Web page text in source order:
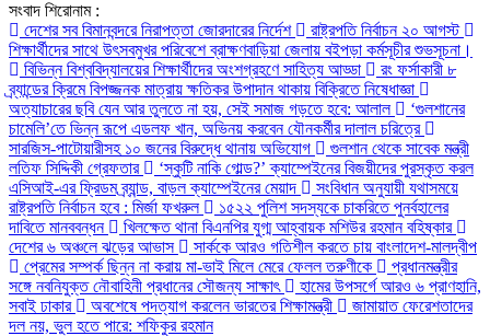
সংবাদ শিরোনাম :
দেশের সব বিমানবন্দরে নিরাপত্তা জোরদারের নির্দেশ
রাষ্ট্রপতি নির্বাচন ২০ আগস্ট
শিক্ষার্থীদের সাথে উৎসবমুখর পরিবেশে ব্রাক্ষণবাড়িয়া জেলায় বইপড়া কর্মসূচীর শুভসূচনা।
বিভিন্ন বিশ্ববিদ্যালয়ের শিক্ষার্থীদের অংশগ্রহণে সাহিত্য আড্ডা
রং ফর্সাকারী ৮
ব্র্যান্ডের ক্রিমে বিপজ্জনক মাত্রায় ক্ষতিকর উপাদান থাকায় বিক্রিতে নিষেধাজ্ঞা
অত্যাচারের ছবি যেন আর তুলতে না হয়, সেই সমাজ গড়তে হবে: আলাল
‘গুলশানের
চামেলি’তে ভিন্ন রূপে এডলফ খান, অভিনয় করবেন যৌনকর্মীর দালাল চরিত্রে
সারজিস-পাটোয়ারীসহ ১০ জনের বিরুদ্ধে থানায় অভিযোগ
গুলশান থেকে সাবেক মন্ত্রী
লতিফ সিদ্দিকী গ্রেফতার
‘স্কুটি নাকি গোল্ড?’ ক্যাম্পেইনের বিজয়ীদের পুরস্কৃত করল
এসিআই-এর ফ্রিডম ব্র্যান্ড, বাড়ল ক্যাম্পেইনের মেয়াদ
সংবিধান অনুযায়ী যথাসময়ে
রাষ্ট্রপতি নির্বাচন হবে : মির্জা ফখরুল
১৫২২ পুলিশ সদস্যকে চাকরিতে পুনর্বহালের
দাবিতে মানববন্ধন
খিলক্ষেত থানা বিএনপির যুগ্ম আহ্বায়ক মশিউর রহমান বহিষ্কার
দেশের ৬ অঞ্চলে ঝড়ের আভাস
সার্ককে আরও গতিশীল করতে চায় বাংলাদেশ-মালদ্বীপ
প্রেমের সম্পর্ক ছিন্ন না করায় মা-ভাই মিলে মেরে ফেলল তরুণীকে
প্রধানমন্ত্রীর
সঙ্গে নবনিযুক্ত নৌবাহিনী প্রধানের সৌজন্য সাক্ষাৎ
হামের উপসর্গে আরও ৬ প্রাণহানি,
সবাই ঢাকার
অবশেষে পদত্যাগ করলেন ভারতের শিক্ষামন্ত্রী
জামায়াত ফেরেশতাদের
দল নয়, ভুল হতে পারে: শফিকুর রহমান